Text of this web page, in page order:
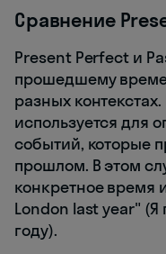
Сравнение
Present Perfect и
прошедшему
разных
используется для
событий, которые
прошлом. В этом
конкретное время
London last year"
году).